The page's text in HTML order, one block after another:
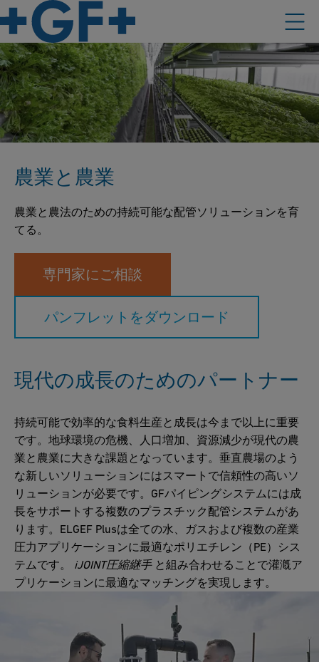
農業と農業
農業と農法のための持続可能な配管ソリューションを育
てる。
専門家にご相談
パンフレットをダウンロード
現代の成長のためのパートナー
持続可能で効率的な食料生産と成長は今まで以上に重要
です。地球環境の危機、人口増加、資源減少が現代の農
業と農業に大きな課題となっています。垂直農場のよう
な新しいソリューションにはスマートで信頼性の高いソ
リューションが必要です。GFパイピングシステムには成
長をサポートする複数のプラスチック配管システムがあ
ります。ELGEF Plusは全ての水、ガスおよび複数の産業
圧力アプリケーションに最適なポリエチレン（PE）シス
テムです。
iJOINT圧縮継手と組み合わせることで灌漑ア
プリケーションに最適なマッチングを実現します。